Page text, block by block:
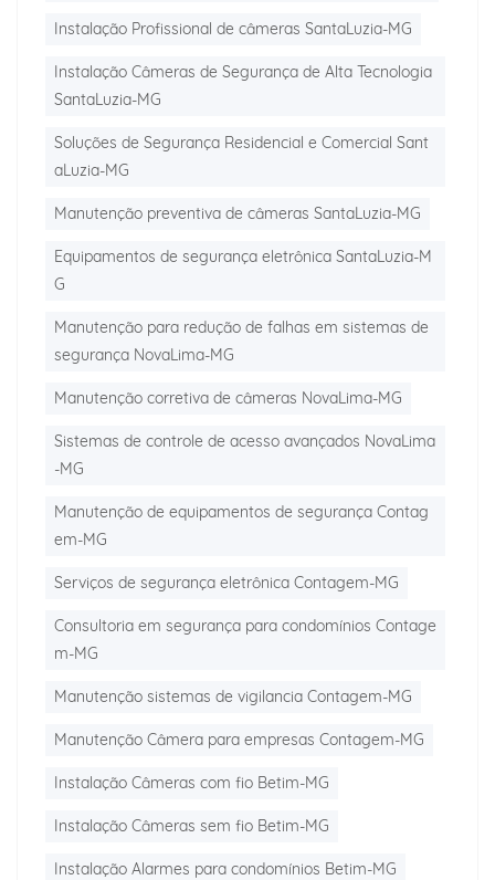
Instalação Profissional de câmeras SantaLuzia-MG
Instalação Câmeras de Segurança de Alta Tecnologia
SantaLuzia-MG
Soluções de Segurança Residencial e Comercial Sant
aLuzia-MG
Manutenção preventiva de câmeras SantaLuzia-MG
Equipamentos de segurança eletrônica SantaLuzia-M
G
Manutenção para redução de falhas em sistemas de
segurança NovaLima-MG
Manutenção corretiva de câmeras NovaLima-MG
Sistemas de controle de acesso avançados NovaLima
-MG
Manutenção de equipamentos de segurança Contag
em-MG
Serviços de segurança eletrônica Contagem-MG
Consultoria em segurança para condomínios Contage
m-MG
Manutenção sistemas de vigilancia Contagem-MG
Manutenção Câmera para empresas Contagem-MG
Instalação Câmeras com fio Betim-MG
Instalação Câmeras sem fio Betim-MG
Instalação Alarmes para condomínios Betim-MG